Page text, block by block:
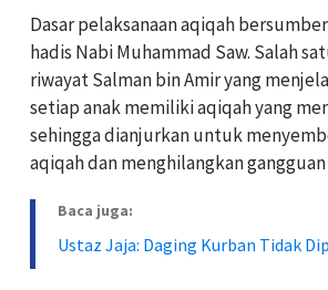
Dasar pelaksanaan aqiqah
hadis Nabi Muhammad Saw. Salah
riwayat Salman bin Amir yang
setiap anak memiliki aqiqah yang
sehingga dianjurkan untuk
aqiqah dan menghilangkan
Baca juga:
Ustaz Jaja: Daging Kurban Tidak